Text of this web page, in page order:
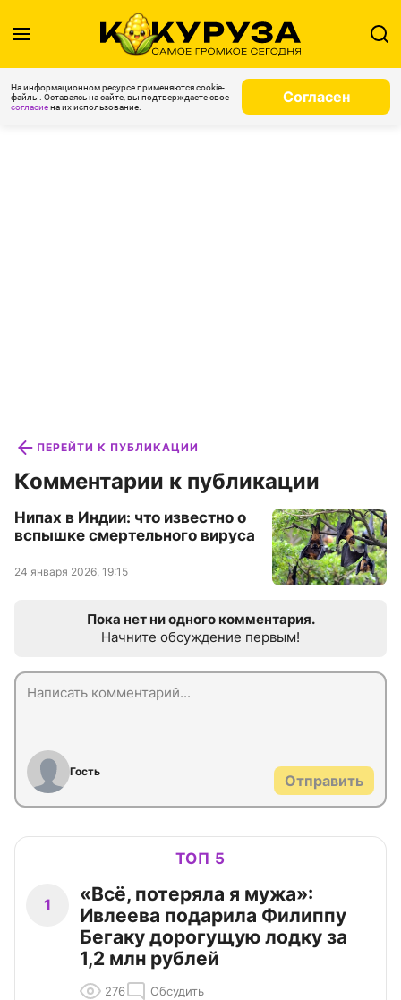
На информационном ресурсе применяются cookie-
файлы. Оставаясь на сайте, вы подтверждаете свое
согласиена их использование.
Согласен
ПЕРЕЙТИ К ПУБЛИКАЦИИ
Комментарии к публикации
Нипах в Индии: что известно о
вспышке смертельного вируса
24 января 2026, 19:15
Пока нет ни одного комментария.
Начните обсуждение первым!
Гость
Отправить
ТОП 5
1
«Всё, потеряла я мужа»:
Ивлеева подарила Филиппу
Бегаку дорогущую лодку за
1,2 млн рублей
276 Обсудить